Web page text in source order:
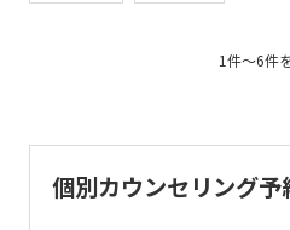
1件～6件
個別カウンセリング予